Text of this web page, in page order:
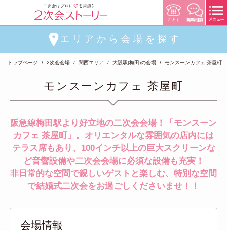
エリアから会場を探す
トップページ 2次会会場 関西エリア 大阪駅(梅田)の会場 モンスーンカフェ 茶屋町
モンスーンカフェ 茶屋町
阪急線梅田駅より好立地の二次会会場！「モンスーン
カフェ 茶屋町」。オリエンタルな雰囲気の店内には
テラス席もあり、100インチ以上の巨大スクリーンな
ど音響設備や二次会会場に必須な設備も充実！
非日常的な空間で親しいゲストと楽しむ、特別な空間
で結婚式二次会をお過ごしくださいませ！！
会場情報